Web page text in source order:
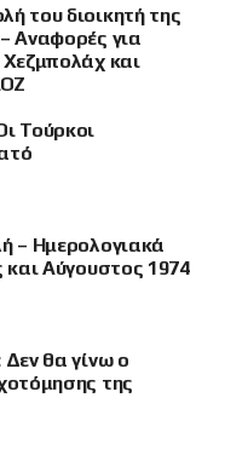
στην
μεσιτών,
στα
διαμερίσματα,
ως «ευκαιρίες»
και τις
σπίτια,
που
«Τουρκική
παραμένει
ενώ η βόρεια
του διοικητή της
Αναφορές για
και
Τούρκοι
– Ημερολογιακά
και Αύγουστος 1974
Δεν θα γίνω ο
της